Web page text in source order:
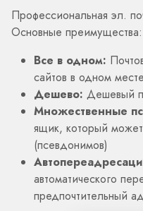
Профессиональная эл.
Основные преимущества:
Все в одном:
сайтов в одном месте
Дешево: Дешевый
Множественные
ящик, который
(псевдонимов)
автоматического
предпочтительный